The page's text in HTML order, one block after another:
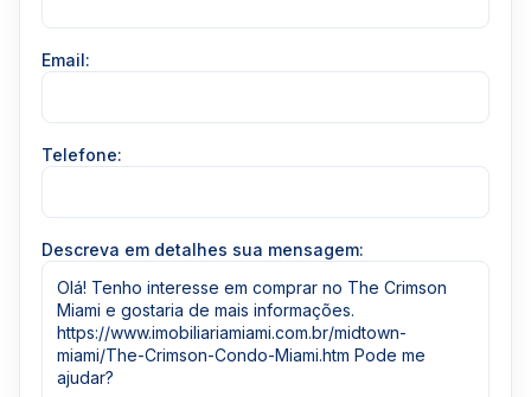
Email:
Telefone:
Descreva em detalhes sua mensagem: